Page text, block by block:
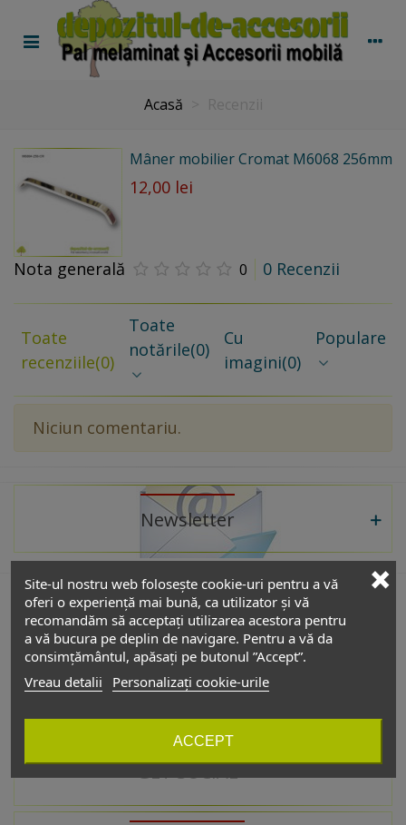
Acasă
Mâner mobilier Cromat M6068 256mm
12,00 lei
Nota generală 0 0 Recenzii
Toate
recenziile(0)
Toate
notările(0)
Cu
imagini(0)
Populare
Niciun comentariu.
Site-ul nostru web folosește cookie-uri pentru a vă
oferi o experiență mai bună, ca utilizator și vă
recomandăm să acceptați utilizarea acestora pentru
a vă bucura pe deplin de navigare. Pentru a vă da
consimțământul, apăsați pe butonul ”Accept”.
Vreau detalii
Personalizați cookie-urile
ACCEPT
Newsletter
De interes
Catalog
GET SOCIAL